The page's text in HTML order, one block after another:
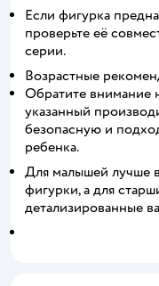
Если фигурка
проверьте её
серии.
Возрастные
Обратите внимание
указанный
безопасную и
ребенка.
Для малышей лучше
фигурки, а для
детализированные